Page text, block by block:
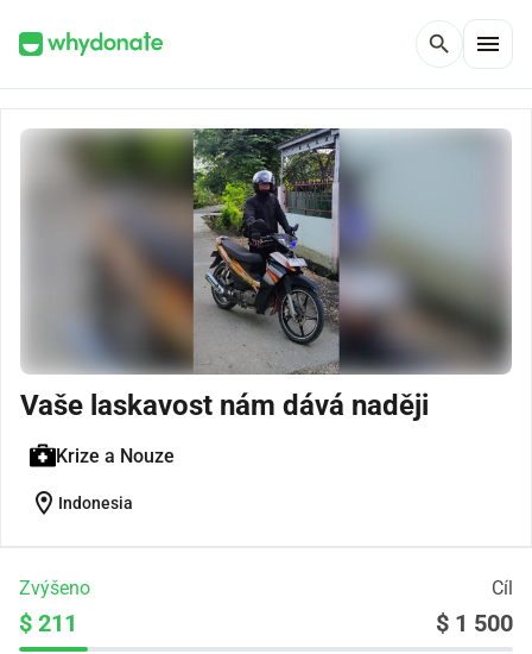
search menu
Vaše laskavost nám dává naději
Krize a Nouze
location_on Indonesia
Zvýšeno Cíl
$ 211 $ 1 500